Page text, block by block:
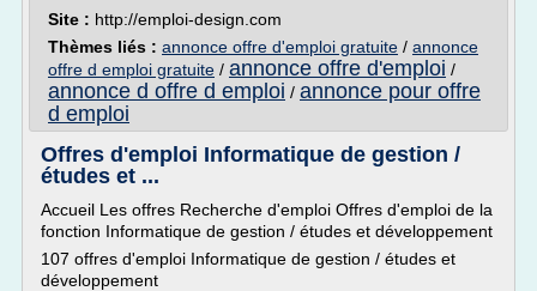
Site : http://emploi-design.com
Thèmes liés : annonce offre d'emploi gratuite / annonce
offre d emploi gratuite / annonce offre d'emploi /
annonce d offre d emploi / annonce pour offre
d emploi
Offres d'emploi Informatique de gestion /
études et ...
Accueil Les offres Recherche d'emploi Offres d'emploi de la
fonction Informatique de gestion / études et développement
107 offres d'emploi Informatique de gestion / études et
développement